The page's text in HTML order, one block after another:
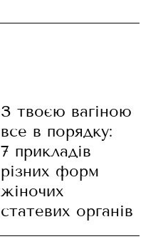
З твоєю вагіною
все в порядку:
7 прикладів
різних форм
жіночих
статевих органів